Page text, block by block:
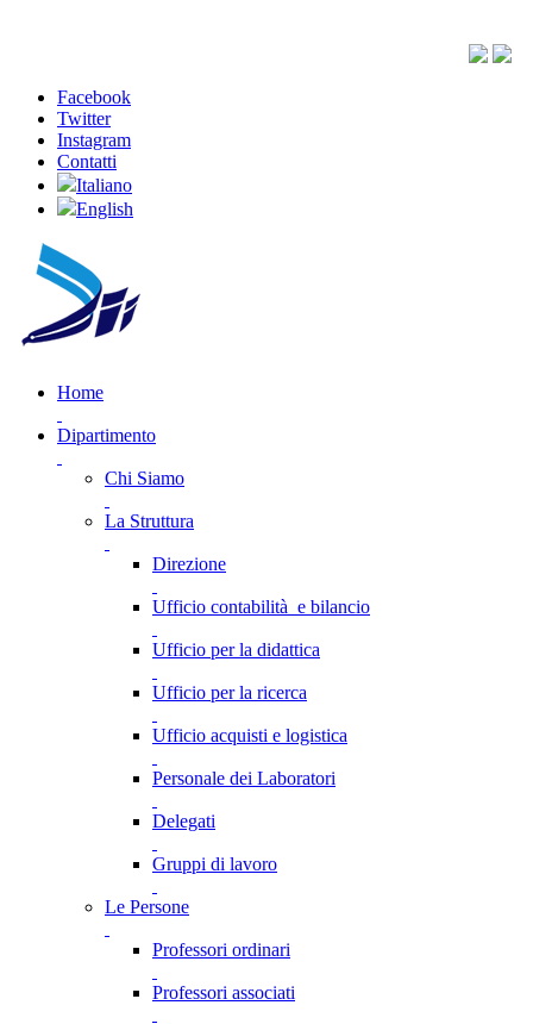
Facebook
Twitter
Instagram
Contatti
Italiano
English
Home
Dipartimento
Chi Siamo
La Struttura
Direzione
Ufficio contabilità e bilancio
Ufficio per la didattica
Ufficio per la ricerca
Ufficio acquisti e logistica
Personale dei Laboratori
Delegati
Gruppi di lavoro
Le Persone
Professori ordinari
Professori associati